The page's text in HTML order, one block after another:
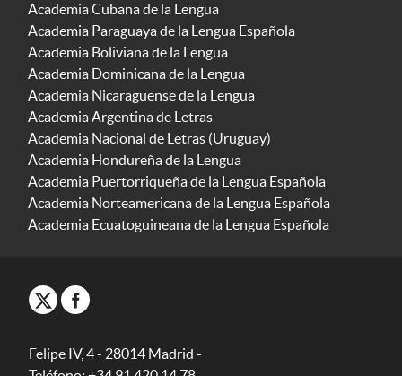
Academia Cubana de la Lengua
Academia Paraguaya de la Lengua Española
Academia Boliviana de la Lengua
Academia Dominicana de la Lengua
Academia Nicaragüense de la Lengua
Academia Argentina de Letras
Academia Nacional de Letras (Uruguay)
Academia Hondureña de la Lengua
Academia Puertorriqueña de la Lengua Española
Academia Norteamericana de la Lengua Española
Academia Ecuatoguineana de la Lengua Española
Felipe IV, 4 - 28014 Madrid -